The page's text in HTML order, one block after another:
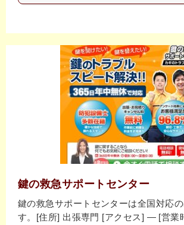
鍵の救急サポートセンター
鍵の救急サポートセンターは全国対応
す。[住所] 出張専門 [アクセス] ― [営業